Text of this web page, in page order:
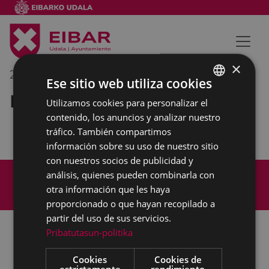
28/03/2019
Reunión interna municipal
Aviso legal
Política de cookies
Accesibilidad
BASQUE
SPANISH
×
Ese sitio web utiliza cookies
Utilizamos cookies para personalizar el
contenido, los anuncios y analizar nuestro
tráfico. También compartimos
información sobre su uso de nuestro sitio
con nuestros socios de publicidad y
análisis, quienes pueden combinarla con
otra información que les haya
proporcionado o que hayan recopilado a
partir del uso de sus servicios.
Pribatutasun-politika
Cookies
Cookies de